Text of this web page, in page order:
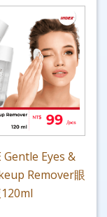
Gentle Eyes &
Remover眼